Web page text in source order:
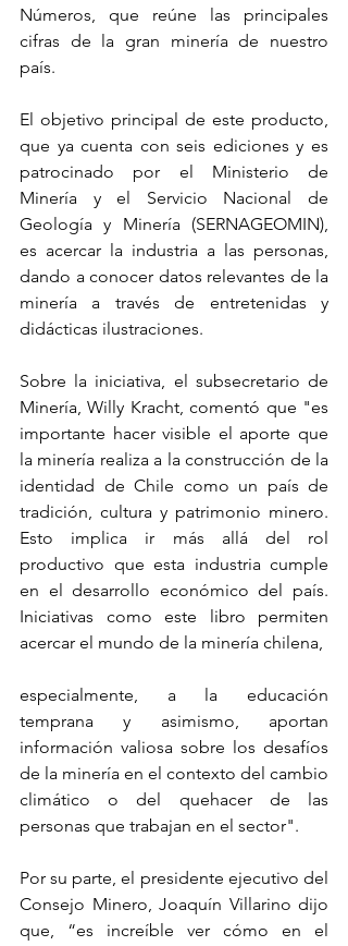
Números, que reúne las principales
cifras de la gran minería de nuestro
país.
El objetivo principal de este producto,
que ya cuenta con seis ediciones y es
patrocinado por el Ministerio de
Minería y el Servicio Nacional de
Geología y Minería (SERNAGEOMIN),
es acercar la industria a las personas,
dando a conocer datos relevantes de la
minería a través de entretenidas y
didácticas ilustraciones.
Sobre la iniciativa, el subsecretario de
Minería, Willy Kracht, comentó que "es
importante hacer visible el aporte que
la minería realiza a la construcción de la
identidad de Chile como un país de
tradición, cultura y patrimonio minero.
Esto implica ir más allá del rol
productivo que esta industria cumple
en el desarrollo económico del país.
Iniciativas como este libro permiten
acercar el mundo de la minería chilena,
especialmente, a la educación
temprana y asimismo, aportan
información valiosa sobre los desafíos
de la minería en el contexto del cambio
climático o del quehacer de las
personas que trabajan en el sector".
Por su parte, el presidente ejecutivo del
Consejo Minero, Joaquín Villarino dijo
que, “es increíble ver cómo en el